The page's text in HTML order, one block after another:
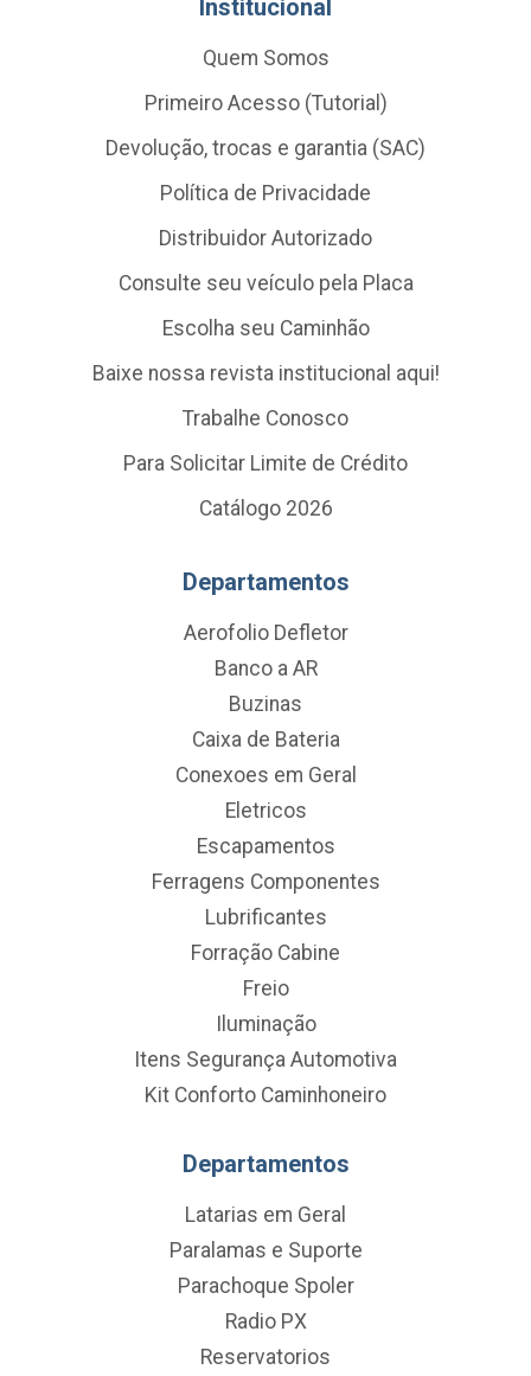
Institucional
Quem Somos
Primeiro Acesso (Tutorial)
Devolução, trocas e garantia (SAC)
Política de Privacidade
Distribuidor Autorizado
Consulte seu veículo pela Placa
Escolha seu Caminhão
Baixe nossa revista institucional aqui!
Trabalhe Conosco
Para Solicitar Limite de Crédito
Catálogo 2026
Departamentos
Aerofolio Defletor
Banco a AR
Buzinas
Caixa de Bateria
Conexoes em Geral
Eletricos
Escapamentos
Ferragens Componentes
Lubrificantes
Forração Cabine
Freio
Iluminação
Itens Segurança Automotiva
Kit Conforto Caminhoneiro
Departamentos
Latarias em Geral
Paralamas e Suporte
Parachoque Spoler
Radio PX
Reservatorios